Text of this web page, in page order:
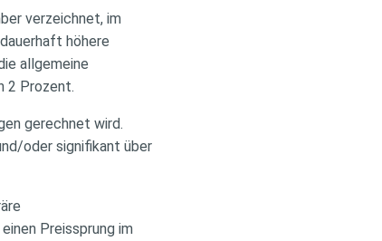
verzeichnet, im
höhere
allgemeine
2 Prozent.
gerechnet wird.
oder signifikant über
Preissprung im